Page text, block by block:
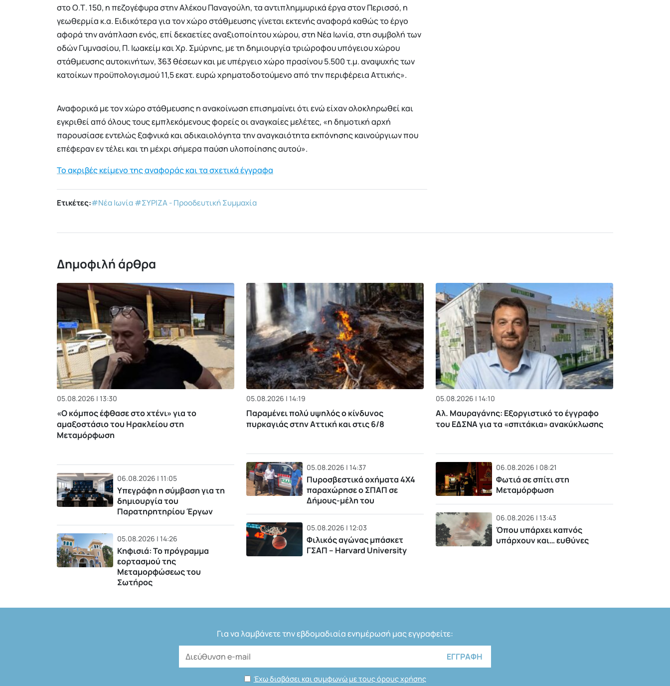
στο Ο.Τ. 150, η πεζογέφυρα στην Αλέκου Παναγούλη, τα αντιπλημμυρικά έργα στον Περισσό, η
γεωθερμία κ.α. Ειδικότερα για τον χώρο στάθμευσης γίνεται εκτενής αναφορά καθώς το έργο
αφορά την ανάπλαση ενός, επί δεκαετίες αναξιοποίητου χώρου, στη Νέα Ιωνία, στη συμβολή των
οδών Γυμνασίου, Π. Ιωακείμ και Χρ. Σμύρνης, με τη δημιουργία τριώροφου υπόγειου χώρου
στάθμευσης αυτοκινήτων, 363 θέσεων και με υπέργειο χώρο πρασίνου 5.500 τ.μ. αναψυχής των
κατοίκων προϋπολογισμού 11,5 εκατ. ευρώ χρηματοδοτούμενο από την περιφέρεια Αττικής».
Αναφορικά με τον χώρο στάθμευσης η ανακοίνωση επισημαίνει ότι ενώ είχαν ολοκληρωθεί και
εγκριθεί από όλους τους εμπλεκόμενους φορείς οι αναγκαίες μελέτες, «η δημοτική αρχή
παρουσίασε εντελώς ξαφνικά και αδικαιολόγητα την αναγκαιότητα εκπόνησης καινούργιων που
επέφεραν εν τέλει και τη μέχρι σήμερα παύση υλοποίησης αυτού».
Το ακριβές κείμενο της αναφοράς και τα σχετικά έγγραφα
Ετικέτες:#Νέα Ιωνία#ΣΥΡΙΖΑ - Προοδευτική Συμμαχία
Δημοφιλή άρθρα
05.08.2026 | 13:30
«Ο κόμπος έφθασε στο χτένι» για το
αμαξοστάσιο του Ηρακλείου στη
Μεταμόρφωση
06.08.2026 | 11:05
Υπεγράφη η σύμβαση για τη
δημιουργία του
Παρατηρητηρίου Έργων
05.08.2026 | 14:26
Κηφισιά: Το πρόγραμμα
εορτασμού της
Μεταμορφώσεως του
Σωτήρος
05.08.2026 | 14:19
Παραμένει πολύ υψηλός ο κίνδυνος
πυρκαγιάς στην Αττική και στις 6/8
05.08.2026 | 14:37
Πυροσβεστικά οχήματα 4Χ4
παραχώρησε ο ΣΠΑΠ σε
Δήμους-μέλη του
05.08.2026 | 12:03
Φιλικός αγώνας μπάσκετ
ΓΣΑΠ – Harvard University
05.08.2026 | 14:10
Αλ. Μαυραγάνης: Εξοργιστικό το έγγραφο
του ΕΔΣΝΑ για τα «σπιτάκια» ανακύκλωσης
06.08.2026 | 08:21
Φωτιά σε σπίτι στη
Μεταμόρφωση
06.08.2026 | 13:43
Όπου υπάρχει καπνός
υπάρχουν και… ευθύνες
Για να λαμβάνετε την εβδομαδιαία ενημέρωσή μας εγγραφείτε:
Έχω διαβάσει και συμφωνώ με τους όρους χρήσης